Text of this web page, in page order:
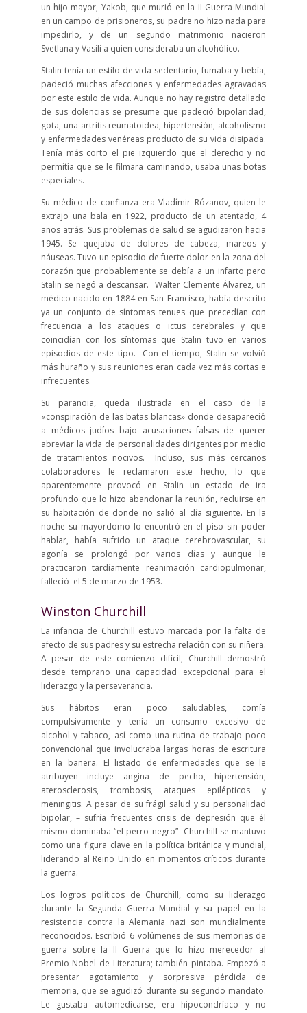
un hijo mayor, Yakob, que murió en la II Guerra Mundial
en un campo de prisioneros, su padre no hizo nada para
impedirlo, y de un segundo matrimonio nacieron
Svetlana y Vasili a quien consideraba un alcohólico.
Stalin tenía un estilo de vida sedentario, fumaba y bebía,
padeció muchas afecciones y enfermedades agravadas
por este estilo de vida. Aunque no hay registro detallado
de sus dolencias se presume que padeció bipolaridad,
gota, una artritis reumatoidea, hipertensión, alcoholismo
y enfermedades venéreas producto de su vida disipada.
Tenía más corto el pie izquierdo que el derecho y no
permitía que se le filmara caminando, usaba unas botas
especiales.
Su médico de confianza era Vladímir Rózanov, quien le
extrajo una bala en 1922, producto de un atentado, 4
años atrás. Sus problemas de salud se agudizaron hacia
1945. Se quejaba de dolores de cabeza, mareos y
náuseas. Tuvo un episodio de fuerte dolor en la zona del
corazón que probablemente se debía a un infarto pero
Stalin se negó a descansar. Walter Clemente Álvarez, un
médico nacido en 1884 en San Francisco, había descrito
ya un conjunto de síntomas tenues que precedían con
frecuencia a los ataques o ictus cerebrales y que
coincidían con los síntomas que Stalin tuvo en varios
episodios de este tipo. Con el tiempo, Stalin se volvió
más huraño y sus reuniones eran cada vez más cortas e
infrecuentes.
Su paranoia, queda ilustrada en el caso de la
«conspiración de las batas blancas» donde desapareció
a médicos judíos bajo acusaciones falsas de querer
abreviar la vida de personalidades dirigentes por medio
de tratamientos nocivos. Incluso, sus más cercanos
colaboradores le reclamaron este hecho, lo que
aparentemente provocó en Stalin un estado de ira
profundo que lo hizo abandonar la reunión, recluirse en
su habitación de donde no salió al día siguiente. En la
noche su mayordomo lo encontró en el piso sin poder
hablar, había sufrido un ataque cerebrovascular, su
agonía se prolongó por varios días y aunque le
practicaron tardíamente reanimación cardiopulmonar,
falleció el 5 de marzo de 1953.
Winston Churchill
La infancia de Churchill estuvo marcada por la falta de
afecto de sus padres y su estrecha relación con su niñera.
A pesar de este comienzo difícil, Churchill demostró
desde temprano una capacidad excepcional para el
liderazgo y la perseverancia.
Sus hábitos eran poco saludables, comía
compulsivamente y tenía un consumo excesivo de
alcohol y tabaco, así como una rutina de trabajo poco
convencional que involucraba largas horas de escritura
en la bañera. El listado de enfermedades que se le
atribuyen incluye angina de pecho, hipertensión,
aterosclerosis, trombosis, ataques epilépticos y
meningitis. A pesar de su frágil salud y su personalidad
bipolar, – sufría frecuentes crisis de depresión que él
mismo dominaba “el perro negro”- Churchill se mantuvo
como una figura clave en la política británica y mundial,
liderando al Reino Unido en momentos críticos durante
la guerra.
Los logros políticos de Churchill, como su liderazgo
durante la Segunda Guerra Mundial y su papel en la
resistencia contra la Alemania nazi son mundialmente
reconocidos. Escribió 6 volúmenes de sus memorias de
guerra sobre la II Guerra que lo hizo merecedor al
Premio Nobel de Literatura; también pintaba. Empezó a
presentar agotamiento y sorpresiva pérdida de
memoria, que se agudizó durante su segundo mandato.
Le gustaba automedicarse, era hipocondríaco y no